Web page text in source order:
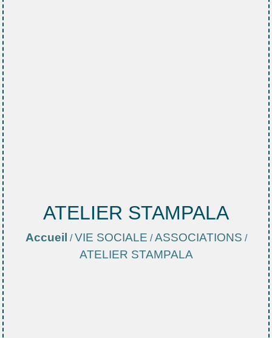
ATELIER STAMPALA
Accueil /VIE SOCIALE /ASSOCIATIONS /
ATELIER STAMPALA